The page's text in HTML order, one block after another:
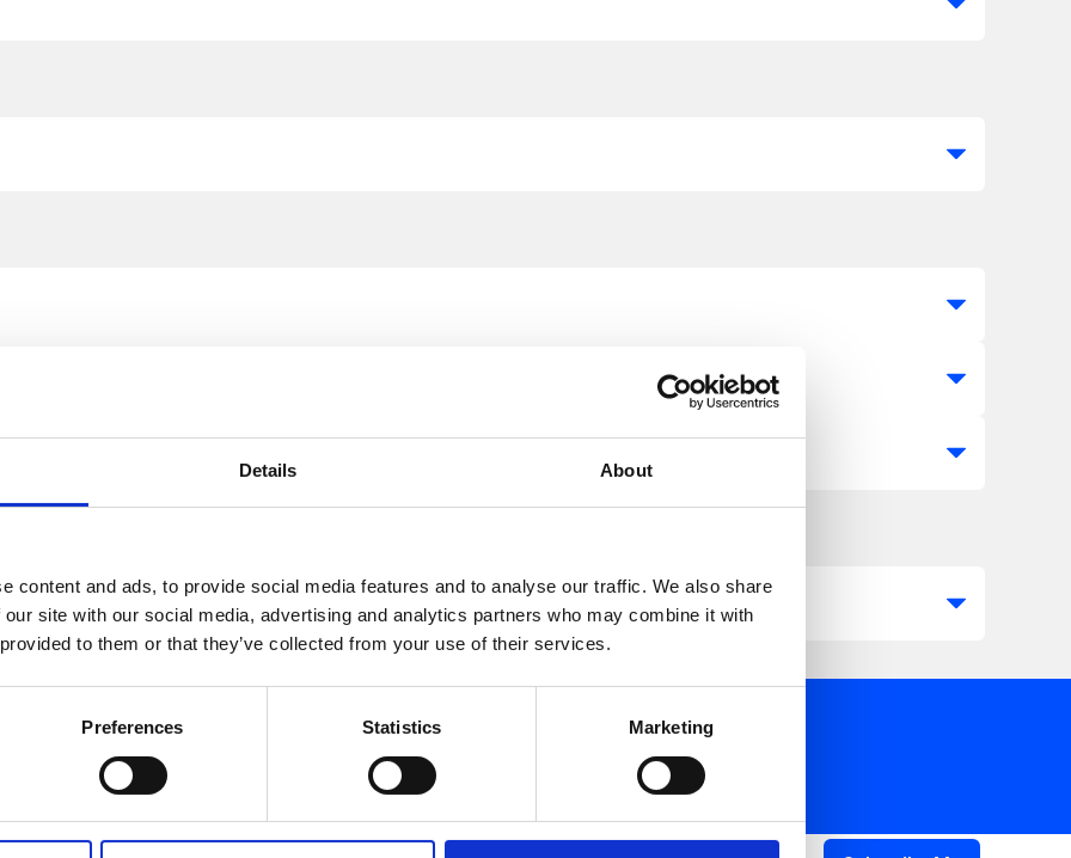
Details About
content and ads, to provide social media features and to analyse our traffic. We also share
site with our social media, advertising and analytics partners who may combine it with
to them or that they’ve collected from your use of their services.
Preferences Statistics Marketing
BLIJF OP DE HOOGTE!